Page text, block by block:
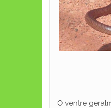
O ventre